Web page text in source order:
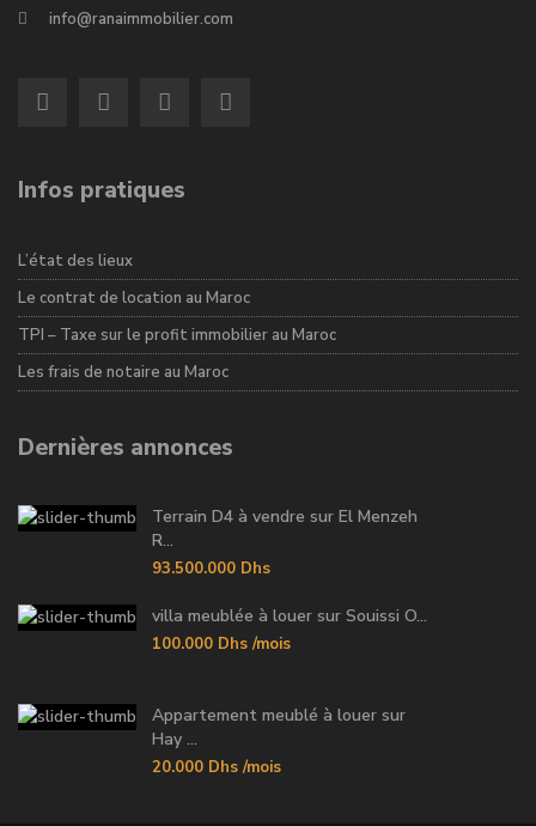
info@ranaimmobilier.com
Infos pratiques
L’état des lieux
Le contrat de location au Maroc
TPI – Taxe sur le profit immobilier au Maroc
Les frais de notaire au Maroc
Dernières annonces
Terrain D4 à vendre sur El Menzeh
R...
93.500.000 Dhs
villa meublée à louer sur Souissi O...
100.000 Dhs /mois
Appartement meublé à louer sur
Hay ...
20.000 Dhs /mois